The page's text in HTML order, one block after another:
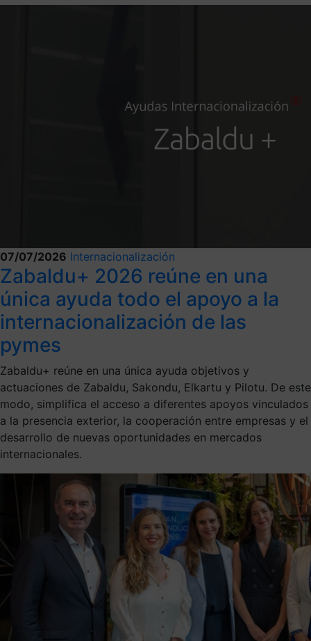
07/07/2026 Internacionalización
Zabaldu+ 2026 reúne en una
única ayuda todo el apoyo a la
internacionalización de las
pymes
Zabaldu+ reúne en una única ayuda objetivos y
actuaciones de Zabaldu, Sakondu, Elkartu y Pilotu. De este
modo, simplifica el acceso a diferentes apoyos vinculados
a la presencia exterior, la cooperación entre empresas y el
desarrollo de nuevas oportunidades en mercados
internacionales.